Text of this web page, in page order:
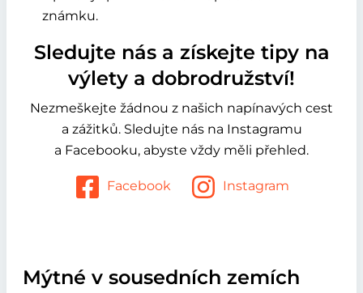
známku.
Sledujte nás a získejte tipy na
výlety a dobrodružství!
Nezmeškejte žádnou z našich napínavých cest
a zážitků. Sledujte nás na Instagramu
a Facebooku, abyste vždy měli přehled.
Facebook Instagram
Mýtné v sousedních zemích